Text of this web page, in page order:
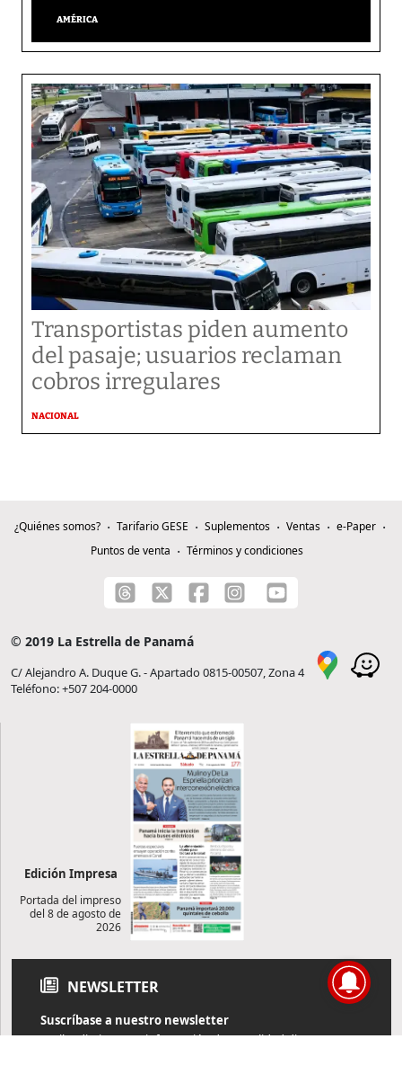
AMÉRICA
Transportistas piden aumento
del pasaje; usuarios reclaman
cobros irregulares
NACIONAL
¿Quiénes somos? Tarifario GESE Suplementos Ventas
e-Paper
Puntos de venta
Términos y condiciones
© 2019 La Estrella de Panamá
C/ Alejandro A. Duque G. - Apartado 0815-00507, Zona 4
Teléfono: +507 204-0000
Edición Impresa
Portada del impreso
del 8 de agosto de
2026
NEWSLETTER
Suscríbase a nuestro newsletter
Reciba diariamente información de actualidad directamente en